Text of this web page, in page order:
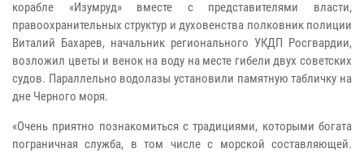
корабле «Изумруд» вместе с представителями власти,
правоохранительных структур и духовенства полковник полиции
Виталий Бахарев, начальник регионального УКДП Росгвардии,
возложил цветы и венок на воду на месте гибели двух советских
судов. Параллельно водолазы установили памятную табличку на
дне Черного моря.
«Очень приятно познакомиться с традициями, которыми богата
пограничная служба, в том числе с морской составляющей.